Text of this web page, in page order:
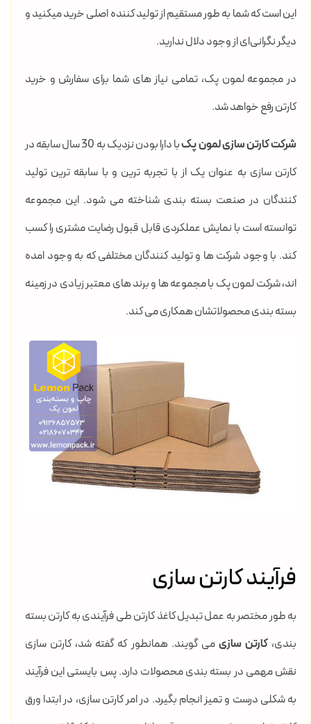
این است که شما به طور مستقیم از تولید کننده اصلی خرید میکنید و
دیگر نگرانی‌ای از وجود دلال ندارید.
در مجموعه لمون پک، تمامی نیاز های شما برای سفارش و خرید
کارتن رفع خواهد شد.
شرکت کارتن سازی لمون پک
با دارا بودن نزدیک به 30 سال سابقه در
کارتن سازی به عنوان یک از با تجربه ترین و با سابقه ترین تولید
کنندگان در صنعت بسته بندی شناخته می شود. این مجموعه
توانسته است با نمایش عملکردی قابل قبول رضایت مشتری را کسب
کند. با وجود شرکت ها و تولید کنندگان مختلفی که به وجود امده
اند، شرکت لمون پک با مجموعه ها و برند های معتبر زیادی در زمینه
بسته بندی محصولاتشان همکاری می کند.
فرآیند کارتن سازی
به طور مختصر به عمل تبدیل کاغذ کارتن طی فرآیندی به کارتن بسته
بندی،کارتن سازی می گویند. همانطور که گفته شد، کارتن سازی
نقش مهمی در بسته بندی محصولات دارد. پس بایستی این فرآیند
به شکلی درست و تمیز انجام بگیرد. در امر کارتن سازی، در ابتدا ورق